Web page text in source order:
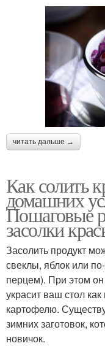
читать дальше →
Как солить
домашних
Пошаговые
засолки
Засолить продукт
свеклы, яблок или
перцем). При этом
украсит ваш стол
картофелю.
зимних заготовок,
новичок.